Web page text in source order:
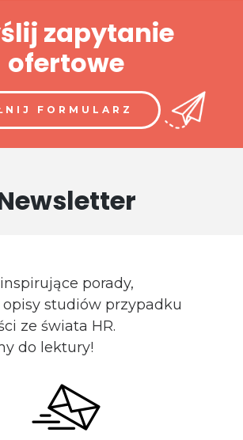
zapytanie
ofertowe
FORMULARZ
porady,
studiów przypadku
ze świata HR.
do lektury!